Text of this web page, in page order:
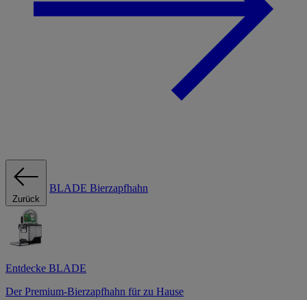
Zurück
BLADE Bierzapfhahn
Entdecke BLADE
Der Premium-Bierzapfhahn für zu Hause